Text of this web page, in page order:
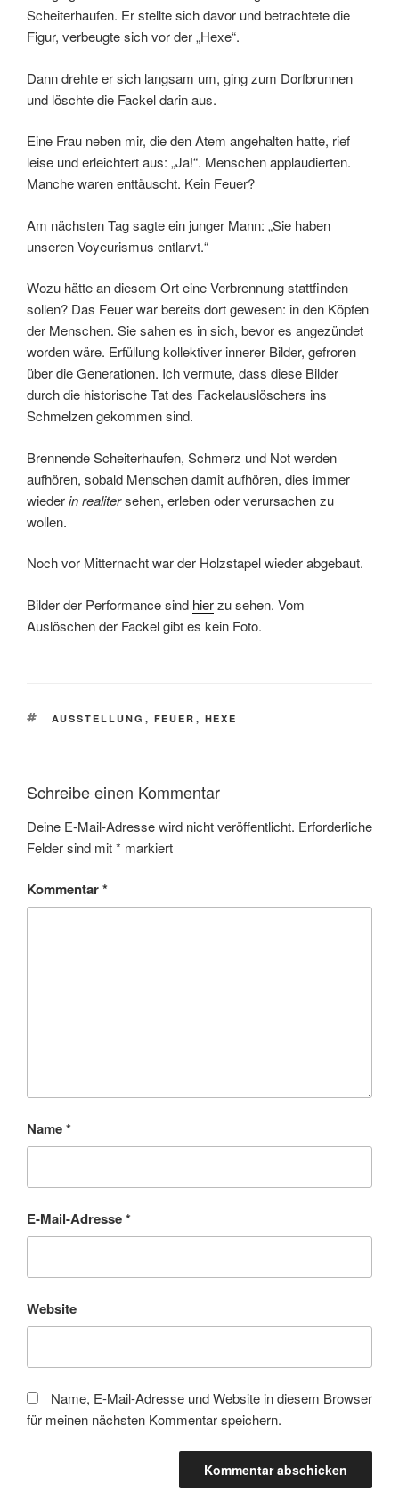
Scheiterhaufen. Er stellte sich davor und betrachtete die
Figur, verbeugte sich vor der „Hexe“.
Dann drehte er sich langsam um, ging zum Dorfbrunnen
und löschte die Fackel darin aus.
Eine Frau neben mir, die den Atem angehalten hatte, rief
leise und erleichtert aus: „Ja!“. Menschen applaudierten.
Manche waren enttäuscht. Kein Feuer?
Am nächsten Tag sagte ein junger Mann: „Sie haben
unseren Voyeurismus entlarvt.“
Wozu hätte an diesem Ort eine Verbrennung stattfinden
sollen? Das Feuer war bereits dort gewesen: in den Köpfen
der Menschen. Sie sahen es in sich, bevor es angezündet
worden wäre. Erfüllung kollektiver innerer Bilder, gefroren
über die Generationen. Ich vermute, dass diese Bilder
durch die historische Tat des Fackelauslöschers ins
Schmelzen gekommen sind.
Brennende Scheiterhaufen, Schmerz und Not werden
aufhören, sobald Menschen damit aufhören, dies immer
wiederin realitersehen, erleben oder verursachen zu
wollen.
Noch vor Mitternacht war der Holzstapel wieder abgebaut.
Bilder der Performance sind hierzu sehen. Vom
Auslöschen der Fackel gibt es kein Foto.
SCHLAGWÖRTER
AUSSTELLUNG , FEUER , HEXE
Schreibe einen Kommentar
Deine E-Mail-Adresse wird nicht veröffentlicht. Erforderliche
Felder sind mit* markiert
Kommentar*
Name*
E-Mail-Adresse*
Website
Name, E-Mail-Adresse und Website in diesem Browser
für meinen nächsten Kommentar speichern.